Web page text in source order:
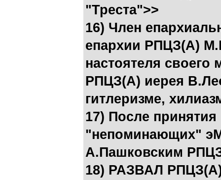
"Треста">>
16) Член
епархии РПЦЗ(А)
настоятеля своего
РПЦЗ(А) иерея
гитлеризме,
17) После
"непоминающих"
А.Пашковским
18) РАЗВАЛ